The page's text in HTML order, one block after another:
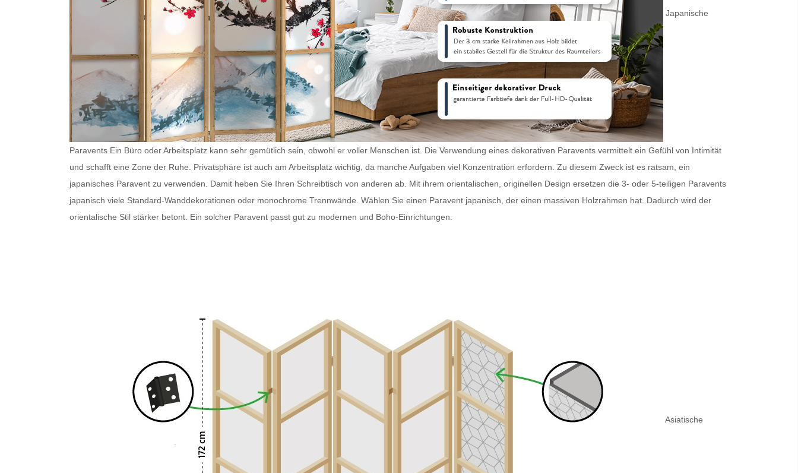
Japanische
Paravents Ein Büro oder Arbeitsplatz kann sehr gemütlich sein, obwohl er voller Menschen ist. Die Verwendung eines dekorativen Paravents vermittelt ein Gefühl von Intimität
und schafft eine Zone der Ruhe. Privatsphäre ist auch am Arbeitsplatz wichtig, da manche Aufgaben viel Konzentration erfordern. Zu diesem Zweck ist es ratsam, ein
japanisches Paravent zu verwenden. Damit heben Sie Ihren Schreibtisch von anderen ab. Mit ihrem orientalischen, originellen Design ersetzen die 3- oder 5-teiligen Paravents
japanisch viele Standard-Wanddekorationen oder monochrome Trennwände. Wählen Sie einen Paravent japanisch , der einen massiven Holzrahmen hat. Dadurch wird der
orientalische Stil stärker betont. Ein solcher Paravent passt gut zu modernen und Boho-Einrichtungen.
Asiatische